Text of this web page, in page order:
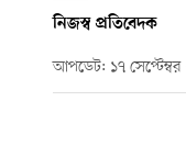
নিজস্ব প্রতিবেদক
আপডেট: ১৭